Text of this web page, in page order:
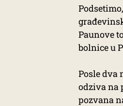
Paunove
bolnice u
Posle dva
odziva na
pozvana